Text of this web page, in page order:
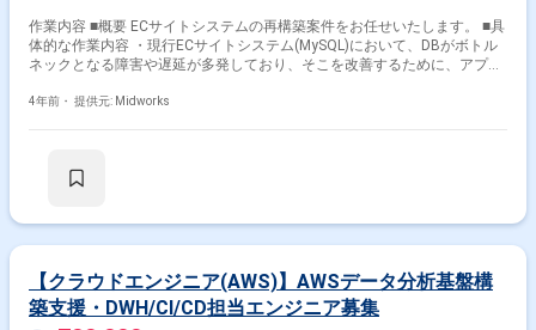
作業内容 ■概要 ECサイトシステムの再構築案件をお任せいたします。 ■具
体的な作業内容 ・現行ECサイトシステム(MySQL)において、DBがボトル
ネックとなる障害や遅延が多発しており、そこを改善するために、アプリ
ーション層では、フロントアプリとバック業務アプリを分割しシステム負
4年前・ 提供元: Midworks
【クラウドエンジニア(AWS)】AWSデータ分析基盤構
築支援・DWH/CI/CD担当エンジニア募集